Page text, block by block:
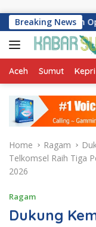
Breaking News
Opsi Relokasi
Aceh Sumut Kepri
Home Ragam
Telkomsel Raih Tiga
2026
Ragam
Dukung